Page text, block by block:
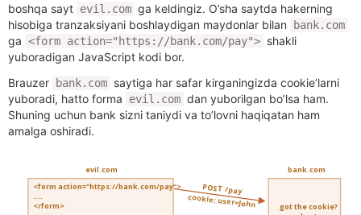
boshqa sayt evil.com ga keldingiz. O’sha saytda hakerning
hisobiga tranzaksiyani boshlaydigan maydonlar bilan
bank.com
ga <form action="https://bank.com/pay"> shakli
yuboradigan JavaScript kodi bor.
Brauzer bank.com saytiga har safar kirganingizda cookie’larni
yuboradi, hatto forma
evil.com dan yuborilgan bo’lsa ham.
Shuning uchun bank sizni taniydi va to’lovni haqiqatan ham
amalga oshiradi.